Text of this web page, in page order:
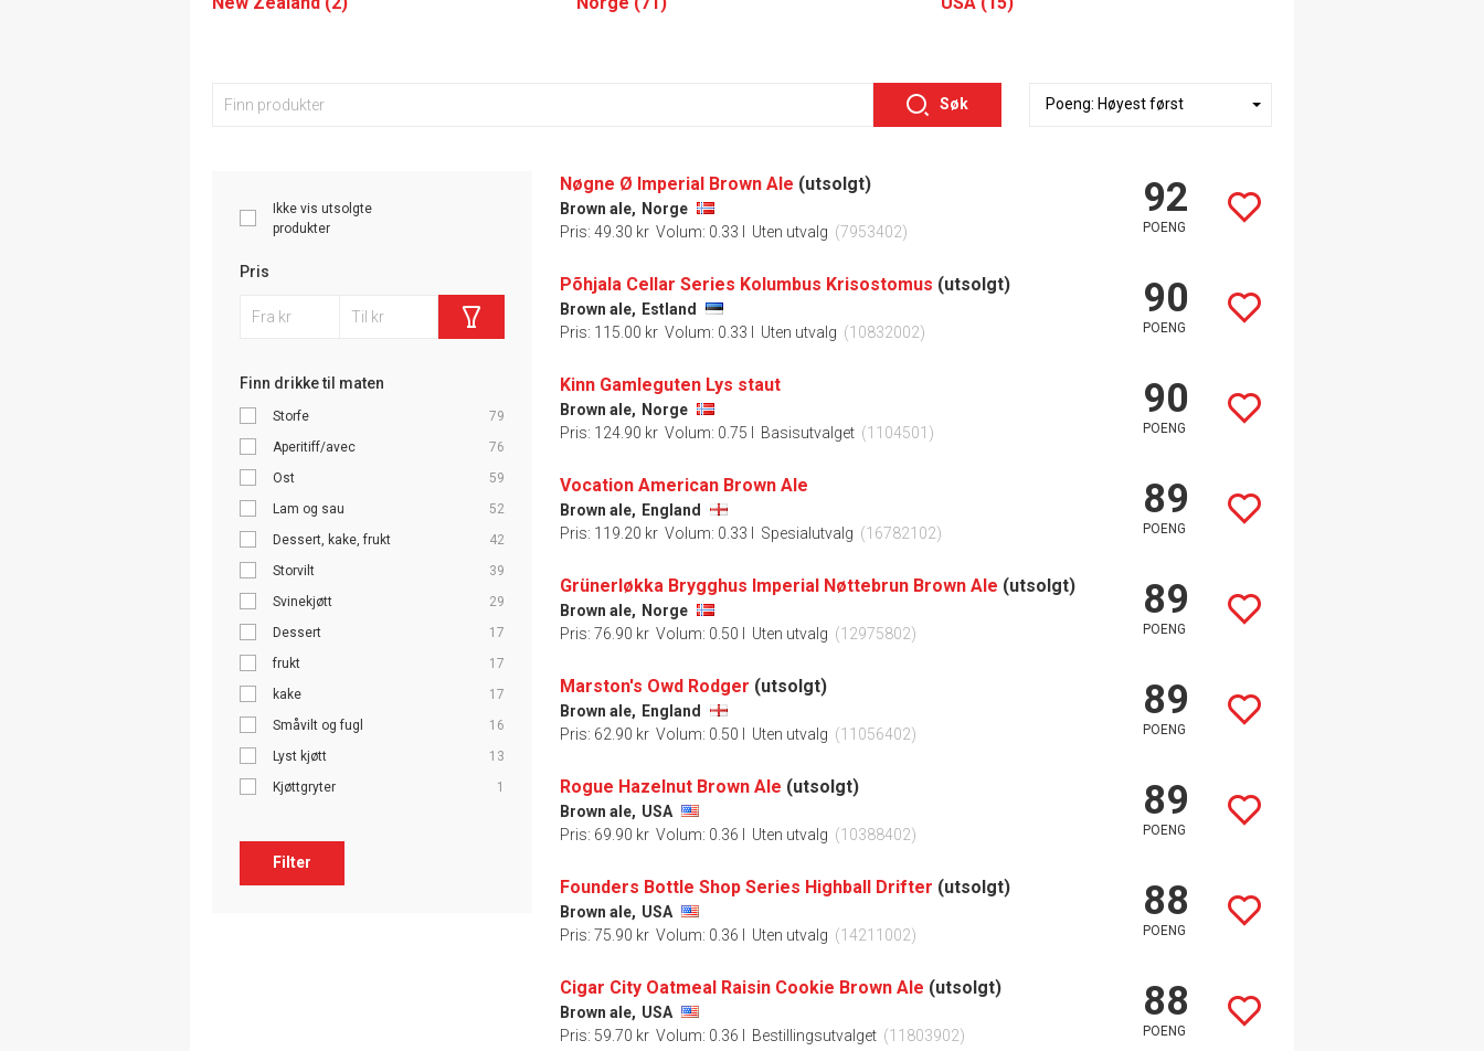
Søk
Ikke vis utsolgte
produkter
Pris
Finn drikke til maten
Storfe
79
Aperitiff/avec
76
Ost
59
Lam og sau
52
Dessert, kake, frukt
42
Storvilt
39
Svinekjøtt
29
Dessert
17
frukt
17
kake
17
Småvilt og fugl
16
Lyst kjøtt
13
Kjøttgryter
1
Filter
Nøgne Ø Imperial Brown Ale (utsolgt)
Brown ale, Norge
Pris: 49.30 kr Volum: 0.33 l Uten utvalg (7953402)
92
POENG
Põhjala Cellar Series Kolumbus Krisostomus (utsolgt)
Brown ale, Estland
Pris: 115.00 kr Volum: 0.33 l Uten utvalg (10832002)
90
POENG
Kinn Gamleguten Lys staut
Brown ale, Norge
Pris: 124.90 kr Volum: 0.75 l Basisutvalget (1104501)
90
POENG
Vocation American Brown Ale
Brown ale, England
Pris: 119.20 kr Volum: 0.33 l Spesialutvalg (16782102)
89
POENG
Grünerløkka Brygghus Imperial Nøttebrun Brown Ale (utsolgt)
Brown ale, Norge
Pris: 76.90 kr Volum: 0.50 l Uten utvalg (12975802)
89
POENG
Marston's Owd Rodger (utsolgt)
Brown ale, England
Pris: 62.90 kr Volum: 0.50 l Uten utvalg (11056402)
89
POENG
Rogue Hazelnut Brown Ale (utsolgt)
Brown ale, USA
Pris: 69.90 kr Volum: 0.36 l Uten utvalg (10388402)
89
POENG
Founders Bottle Shop Series Highball Drifter (utsolgt)
Brown ale, USA
Pris: 75.90 kr Volum: 0.36 l Uten utvalg (14211002)
88
POENG
Cigar City Oatmeal Raisin Cookie Brown Ale (utsolgt)
Brown ale, USA
Pris: 59.70 kr Volum: 0.36 l Bestillingsutvalget (11803902)
88
POENG